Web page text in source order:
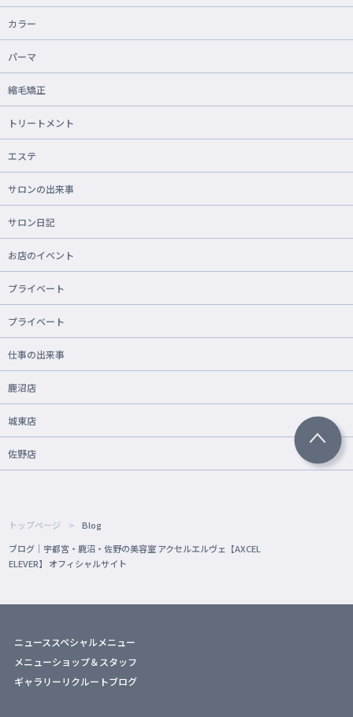
カラー
パーマ
縮毛矯正
トリートメント
エステ
サロンの出来事
サロン日記
お店のイベント
プライベート
プライベート
仕事の出来事
鹿沼店
城東店
佐野店
トップページ
Blog
ブログ｜宇都宮・鹿沼・佐野の美容室 アクセルエルヴェ【AXCEL
ELEVER】 オフィシャルサイト
ニュース スペシャルメニュー
メニューショップ＆スタッフ
ギャラリーリクルートブログ